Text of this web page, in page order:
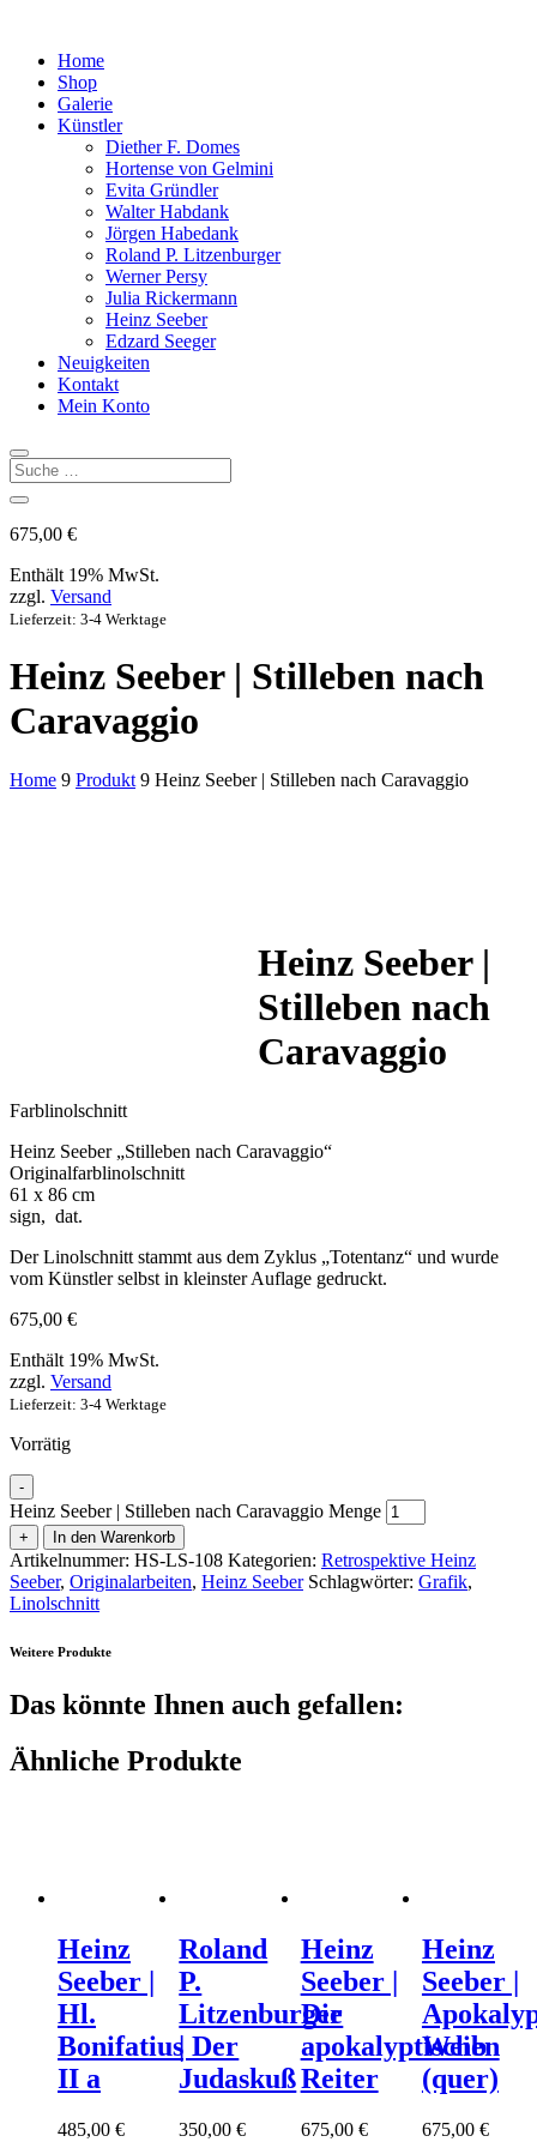
Home
Shop
Galerie
Künstler
Diether F. Domes
Hortense von Gelmini
Evita Gründler
Walter Habdank
Jörgen Habedank
Roland P. Litzenburger
Werner Persy
Julia Rickermann
Heinz Seeber
Edzard Seeger
Neuigkeiten
Kontakt
Mein Konto
675,00 €
Enthält 19% MwSt.
zzgl. Versand
Lieferzeit: 3-4 Werktage
Heinz Seeber | Stilleben nach
Caravaggio
Home 9 Produkt 9 Heinz Seeber | Stilleben nach Caravaggio
Heinz Seeber |
Stilleben nach
Caravaggio
Farblinolschnitt
Heinz Seeber „Stilleben nach Caravaggio“
Originalfarblinolschnitt
61 x 86 cm
sign, dat.
Der Linolschnitt stammt aus dem Zyklus „Totentanz“ und wurde
vom Künstler selbst in kleinster Auflage gedruckt.
675,00 €
Enthält 19% MwSt.
zzgl. Versand
Lieferzeit: 3-4 Werktage
Vorrätig
-
Heinz Seeber | Stilleben nach Caravaggio Menge
+ In den Warenkorb
Artikelnummer: HS-LS-108 Kategorien: Retrospektive Heinz
Seeber, Originalarbeiten, Heinz Seeber Schlagwörter: Grafik,
Linolschnitt
Weitere Produkte
Das könnte Ihnen auch gefallen:
Ähnliche Produkte
Heinz
Seeber |
Hl.
Bonifatius
II a
485,00 €
Roland
P.
Litzenburger
| Der
Judaskuß
350,00€
Heinz
Seeber |
Die
apokalyptischen
Reiter
675,00 €
Heinz
Seeber |
Weib
(quer)
675,00 €